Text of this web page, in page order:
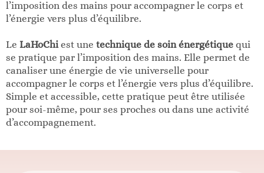
l’imposition des mains pour accompagner le corps et
l’énergie vers plus d’équilibre.
Le LaHoChi est une technique de soin énergétique qui
se pratique par l’imposition des mains. Elle permet de
canaliser une énergie de vie universelle pour
accompagner le corps et l’énergie vers plus d’équilibre.
Simple et accessible, cette pratique peut être utilisée
pour soi-même, pour ses proches ou dans une activité
d’accompagnement.